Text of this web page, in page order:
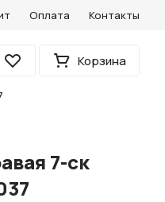
Оплата Контакты
Избранное Корзина
7-ск